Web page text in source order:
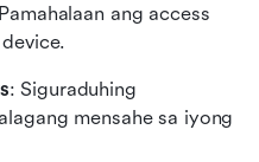
ang access
: Siguraduhing
mensahe sa iyong